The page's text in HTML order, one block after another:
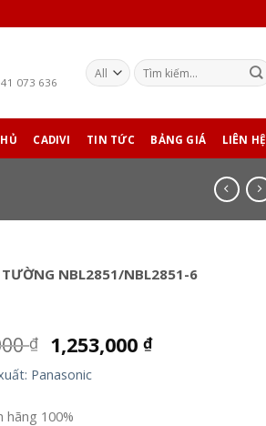
073 636
CADIVI TIN TỨC BẢNG GIÁ LIÊN HỆ
NBL2851/NBL2851-6
₫ 1,253,000 ₫
Panasonic
hãng 100%